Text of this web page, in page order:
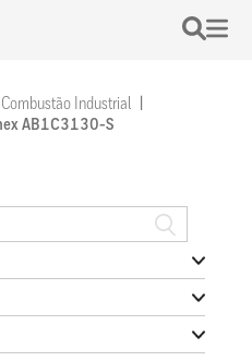
Combustão Industrial
AB1C3130-S